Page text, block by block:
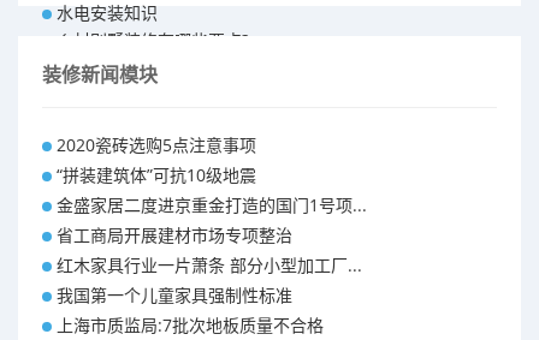
水电安装知识
乡村别墅装修有哪些要点?
别墅怎样装修之装修技巧
昆明110平米装修预算 装修报价清单
昆明100平米装修多少钱
装修新闻模块
2020瓷砖选购5点注意事项
“拼装建筑体”可抗10级地震
金盛家居二度进京重金打造的国门1号项...
省工商局开展建材市场专项整治
红木家具行业一片萧条 部分小型加工厂...
我国第一个儿童家具强制性标准
上海市质监局:7批次地板质量不合格